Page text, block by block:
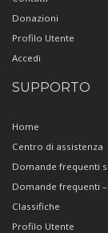
Donazioni
Profilo Utente
Accedi
SUPPORTO
Home
Centro di assistenza
Domande frequenti
Domande frequenti
Classifiche
Profilo Utente